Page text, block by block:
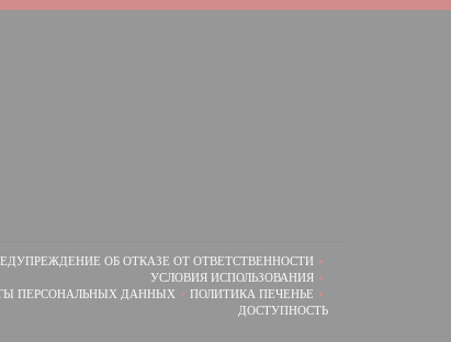
ОБ ОТКАЗЕ ОТ ОТВЕТСТВЕННОСТИ
((ОТКРЫВАЕТСЯ В НОВОМ ОКНЕ))
УСЛОВИЯ ИСПОЛЬЗОВАНИЯ((ОТКРЫВАЕТСЯ В НОВОМ ОКНЕ))
ПЕРСОНАЛЬНЫХ ДАННЫХ
((ОТКРЫВАЕТСЯ В НОВОМ ОКНЕ))ПОЛИТИКА ПЕЧЕНЬЕ((ОТКРЫВАЕТСЯ В НОВОМ
ДОСТУПНОСТЬ((ОТКРЫВАЕТСЯ В НОВОМ